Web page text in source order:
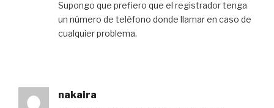
Supongo que prefiero que el registrador tenga
un número de teléfono donde llamar en caso de
cualquier problema.
nakaira